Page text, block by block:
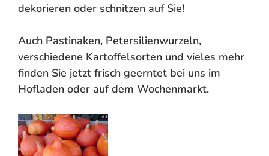
dekorieren oder schnitzen auf Sie!
Auch Pastinaken, Petersilienwurzeln,
verschiedene Kartoffelsorten und vieles mehr
finden Sie jetzt frisch geerntet bei uns im
Hofladen oder auf dem Wochenmarkt.